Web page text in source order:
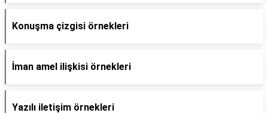
Konuşma çizgisi örnekleri
İman amel ilişkisi örnekleri
Yazılı iletişim örnekleri